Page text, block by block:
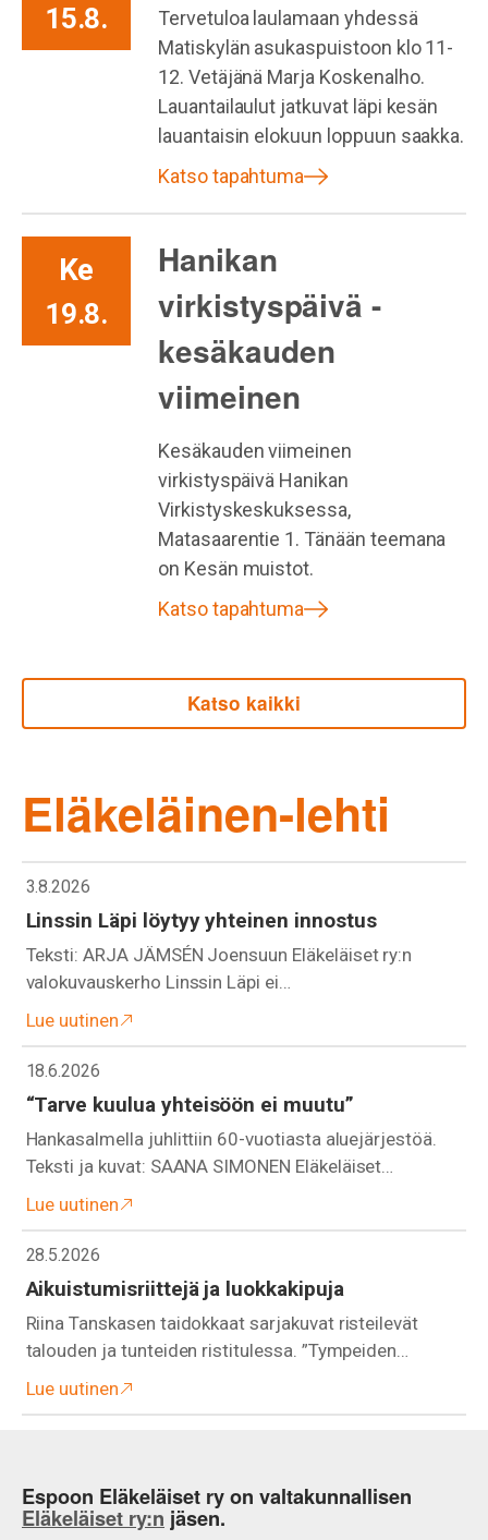
15.8.
Tervetuloa laulamaan yhdessä
Matiskylän asukaspuistoon klo 11-
12. Vetäjänä Marja Koskenalho.
Lauantailaulut jatkuvat läpi kesän
lauantaisin elokuun loppuun saakka.
Katso tapahtuma
Ke
19.8.
Hanikan
virkistyspäivä -
kesäkauden
viimeinen
Kesäkauden viimeinen
virkistyspäivä Hanikan
Virkistyskeskuksessa,
Matasaarentie 1. Tänään teemana
on Kesän muistot.
Katso tapahtuma
Katso kaikki
Eläkeläinen-lehti
3.8.2026
Linssin Läpi löytyy yhteinen innostus
Teksti: ARJA JÄMSÉN Joensuun Eläkeläiset ry:n
valokuvauskerho Linssin Läpi ei…
Lue uutinen
18.6.2026
“Tarve kuulua yhteisöön ei muutu”
Hankasalmella juhlittiin 60-vuotiasta aluejärjestöä.
Teksti ja kuvat: SAANA SIMONEN Eläkeläiset…
Lue uutinen
28.5.2026
Aikuistumisriittejä ja luokkakipuja
Riina Tanskasen taidokkaat sarjakuvat risteilevät
talouden ja tunteiden ristitulessa. ”Tympeiden…
Lue uutinen
Espoon Eläkeläiset ry on valtakunnallisen
Eläkeläiset ry:n jäsen.